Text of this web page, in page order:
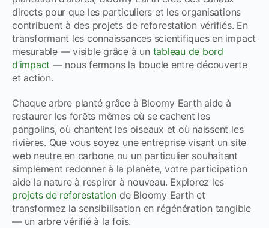
directs pour que les particuliers et les organisations
contribuent à des projets de reforestation vérifiés. En
transformant les connaissances scientifiques en impact
mesurable — visible grâce à un tableau de bord
d’impact — nous fermons la boucle entre découverte
et action.
Chaque arbre planté grâce à Bloomy Earth aide à
restaurer les forêts mêmes où se cachent les
pangolins, où chantent les oiseaux et où naissent les
rivières. Que vous soyez une entreprise visant un site
web neutre en carboneou un particulier souhaitant
simplement redonner à la planète, votre participation
aide la nature à respirer à nouveau. Explorez les
projets de reforestation de Bloomy Earth et
transformez la sensibilisation en régénération tangible
— un arbre vérifié à la fois.